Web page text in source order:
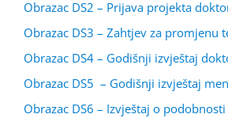
Obrazac DS2 – Prijava projekta
Obrazac DS3 – Zahtjev za promjenu
Obrazac DS4 – Godišnji izvještaj
Obrazac DS5 – Godišnji izvještaj
Obrazac DS6 – Izvještaj o